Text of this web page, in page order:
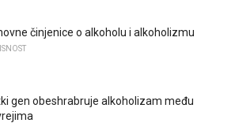
činjenice o alkoholu i alkoholizmu
gen obeshrabruje alkoholizam među